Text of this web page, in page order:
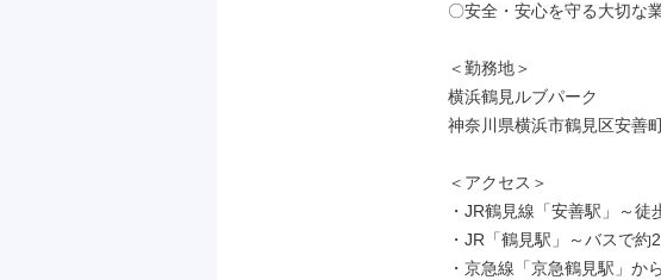
〇安全・安心を守る大切な
＜勤務地＞
横浜鶴見ルブパーク
神奈川県横浜市鶴見区安善
＜アクセス＞
・JR鶴見線「安善駅」～徒
・JR「鶴見駅」～バスで
・京急線「京急鶴見駅」か